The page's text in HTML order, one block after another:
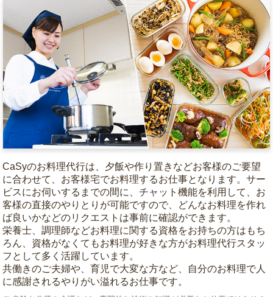
CaSyのお料理代行は、夕飯や作り置きなどお客様のご要望
に合わせて、お客様宅でお料理するお仕事となります。サー
ビスにお伺いするまでの間に、チャット機能を利用して、お
客様の直接のやりとりが可能ですので、どんなお料理を作れ
ば良いかなどのリクエストは事前に確認ができます。
栄養士、調理師などお料理に関する資格をお持ちの方はもち
ろん、資格がなくてもお料理が好きな方がお料理代行スタッ
フとして多く活躍しています。
共働きのご夫婦や、育児で大変な方など、自分のお料理で人
に感謝されるやりがい溢れるお仕事です。